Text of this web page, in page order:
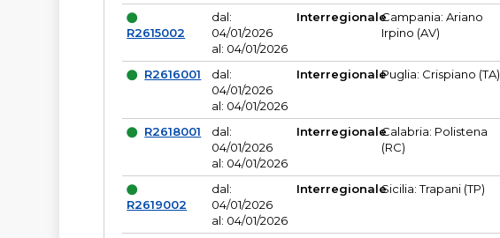
R2615002
dal:
04/01/2026
al: 04/01/2026
InterregionaleCampania: Ariano
Irpino (AV)
R2616001
dal:
04/01/2026
al: 04/01/2026
InterregionalePuglia: Crispiano (TA)
R2618001
dal:
04/01/2026
al: 04/01/2026
InterregionaleCalabria: Polistena
(RC)
R2619002
dal:
04/01/2026
al: 04/01/2026
InterregionaleSicilia: Trapani (TP)